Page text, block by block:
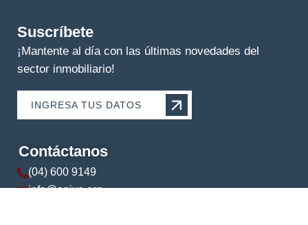
Suscríbete
¡Mantente al día con las últimas novedades del
sector inmobiliario!
INGRESA TUS DATOS
Contáctanos
(04) 600 9149
info@apive.org